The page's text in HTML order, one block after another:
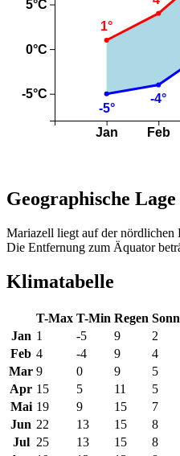
Geographische Lage
Mariazell liegt auf der nördlichen
Die Entfernung zum Äquator
Klimatabelle
T-Max T-Min Regen
Jan 1 -5 9
2
Feb 4 -4 9
4
Mar 9 0 9
5
Apr 15 5 11
5
Mai 19 9 15
7
Jun 22 13 15
8
Jul 25 13 15
8